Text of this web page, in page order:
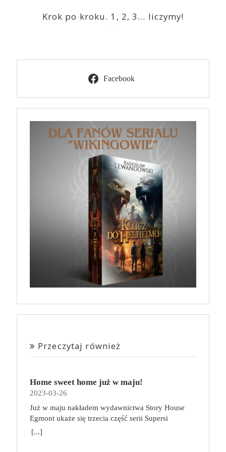
Krok po kroku. 1, 2, 3… liczymy!
Facebook
Przeczytaj również
Home sweet home już w maju!
2023-03-26
Już w maju nakładem wydawnictwa Story House
Egmont ukaże się trzecia część serii Supersi
scenarzysty Frederic Maupome. Ten tom nosi tytuł
[...]